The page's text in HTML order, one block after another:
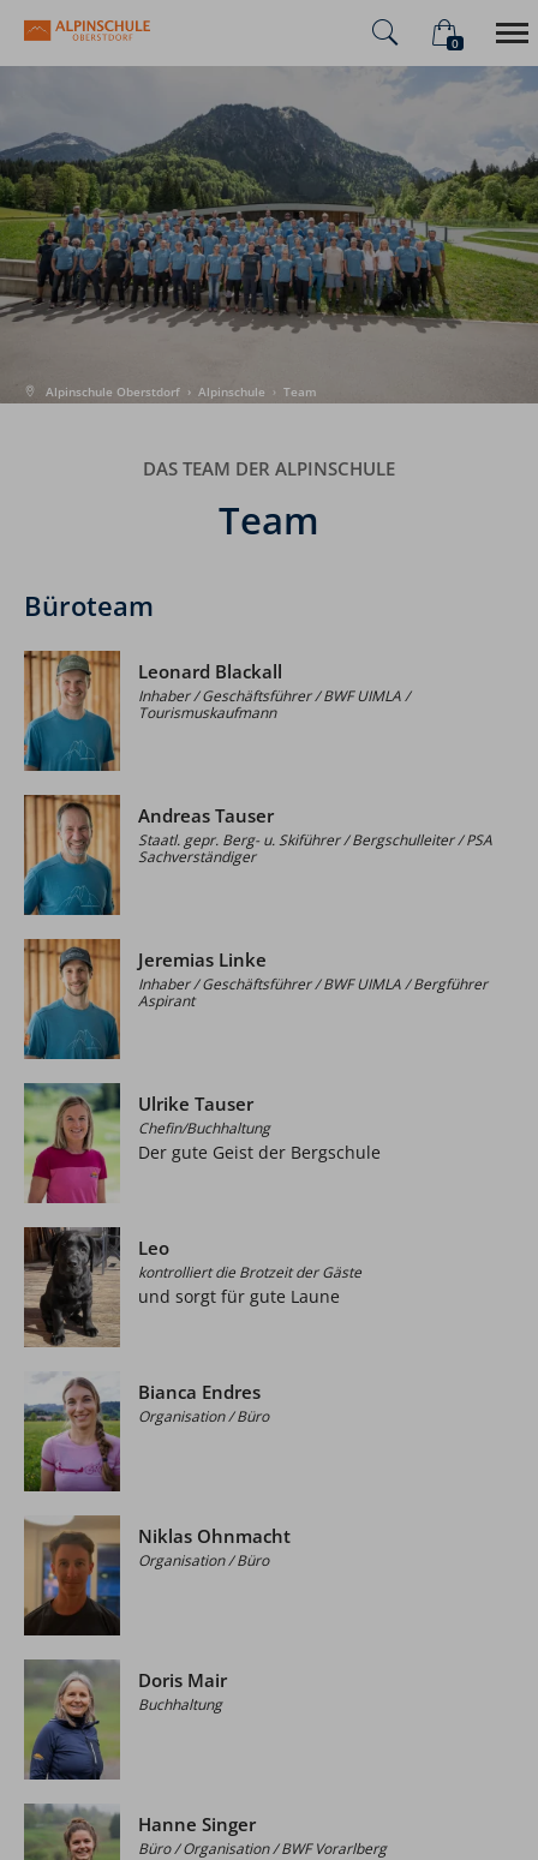
Alpinschule
Alpenüberquerung
Sommer
Winter
0
×
Warenkorb ist leer
Alpinschule Oberstdorf › Alpinschule › Team
DAS TEAM DER ALPINSCHULE
Team
Büroteam
Leonard Blackall
Inhaber / Geschäftsführer / BWF UIMLA /
Tourismuskaufmann
Andreas Tauser
Staatl. gepr. Berg- u. Skiführer / Bergschulleiter / PSA
Sachverständiger
Jeremias Linke
Inhaber / Geschäftsführer / BWF UIMLA / Bergführer
Aspirant
Ulrike Tauser
Chefin/Buchhaltung
Der gute Geist der Bergschule
Leo
kontrolliert die Brotzeit der Gäste
und sorgt für gute Laune
Bianca Endres
Organisation / Büro
Niklas Ohnmacht
Organisation / Büro
Doris Mair
Buchhaltung
Hanne Singer
Büro / Organisation / BWF Vorarlberg